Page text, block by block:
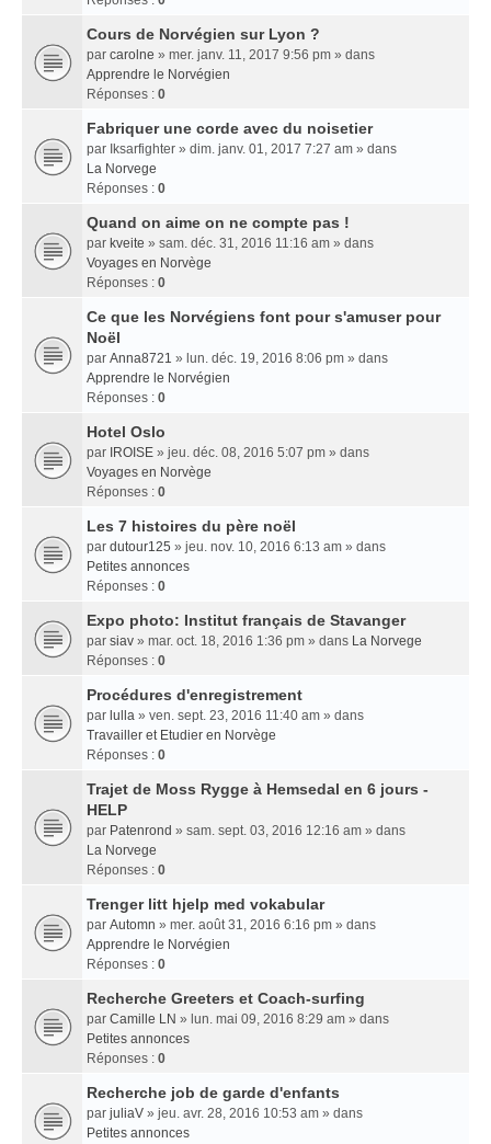
Cours de Norvégien sur Lyon ?
par carolne » mer. janv. 11, 2017 9:56 pm » dans
Apprendre le Norvégien
Réponses : 0
Fabriquer une corde avec du noisetier
par Iksarfighter » dim. janv. 01, 2017 7:27 am » dans
La Norvege
Réponses : 0
Quand on aime on ne compte pas !
par kveite » sam. déc. 31, 2016 11:16 am » dans
Voyages en Norvège
Réponses : 0
Ce que les Norvégiens font pour s'amuser pour
Noël
par Anna8721 » lun. déc. 19, 2016 8:06 pm » dans
Apprendre le Norvégien
Réponses : 0
Hotel Oslo
par IROISE » jeu. déc. 08, 2016 5:07 pm » dans
Voyages en Norvège
Réponses : 0
Les 7 histoires du père noël
par dutour125 » jeu. nov. 10, 2016 6:13 am » dans
Petites annonces
Réponses : 0
Expo photo: Institut français de Stavanger
par siav » mar. oct. 18, 2016 1:36 pm » dans La Norvege
Réponses : 0
Procédures d'enregistrement
par lulla » ven. sept. 23, 2016 11:40 am » dans
Travailler et Etudier en Norvège
Réponses : 0
Trajet de Moss Rygge à Hemsedal en 6 jours -
HELP
par Patenrond » sam. sept. 03, 2016 12:16 am » dans
La Norvege
Réponses : 0
Trenger litt hjelp med vokabular
par Automn » mer. août 31, 2016 6:16 pm » dans
Apprendre le Norvégien
Réponses : 0
Recherche Greeters et Coach-surfing
par Camille LN » lun. mai 09, 2016 8:29 am » dans
Petites annonces
Réponses : 0
Recherche job de garde d'enfants
par juliaV » jeu. avr. 28, 2016 10:53 am » dans
Petites annonces